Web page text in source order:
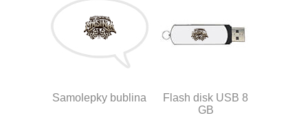
Samolepky bublina
Flash disk USB 8
GB